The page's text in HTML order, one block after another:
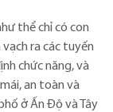
thể chỉ có con
ra các tuyến
chức năng, và
an toàn và
ở Ấn Độ và Tây